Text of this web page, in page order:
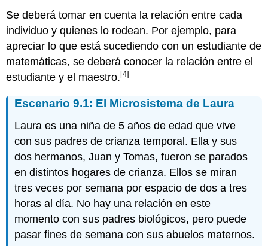
Se deberá tomar en cuenta la relación entre cada
individuo y quienes lo rodean. Por ejemplo, para
apreciar lo que está sucediendo con un estudiante de
matemáticas, se deberá conocer la relación entre el
estudiante y el maestro. [4]
Escenario 9.1: El Microsistema de Laura
Laura es una niña de 5 años de edad que vive
con sus padres de crianza temporal. Ella y sus
dos hermanos, Juan y Tomas, fueron se parados
en distintos hogares de crianza. Ellos se miran
tres veces por semana por espacio de dos a tres
horas al día. No hay una relación en este
momento con sus padres biológicos, pero puede
pasar fines de semana con sus abuelos maternos.